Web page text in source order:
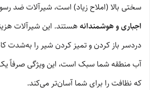
سختی بالا (املاح زیاد) است، شیرآلات ضد
اجباری و هوشمندانه هستند. این شیرآلات
دردسر باز کردن و تمیز کردن شیر را به‌شدت
آب منطقه شما سبک است، این ویژگی صرفاً
که نظافت را برای شما آسان‌تر می‌کند.